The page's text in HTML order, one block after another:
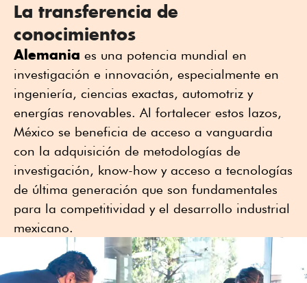
La transferencia de
conocimientos
Alemania es una potencia mundial en
investigación e innovación, especialmente en
ingeniería, ciencias exactas, automotriz y
energías renovables. Al fortalecer estos lazos,
México se beneficia de acceso a vanguardia
con la adquisición de metodologías de
investigación, know-how y acceso a tecnologías
de última generación que son fundamentales
para la competitividad y el desarrollo industrial
mexicano.